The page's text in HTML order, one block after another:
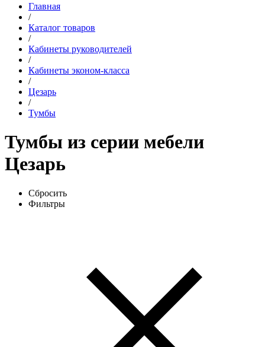
Главная
/
Каталог товаров
/
Кабинеты руководителей
/
Кабинеты эконом-класса
/
Цезарь
/
Тумбы
Тумбы из серии мебели
Цезарь
Сбросить
Фильтры